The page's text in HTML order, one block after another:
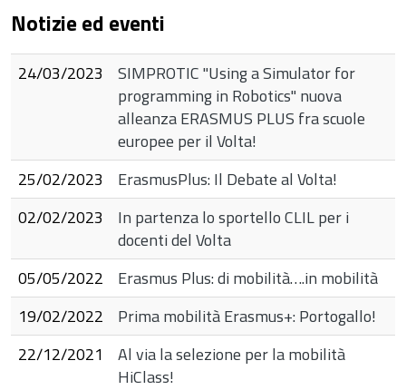
Notizie ed eventi
24/03/2023
SIMPROTIC "Using a Simulator for
programming in Robotics" nuova
alleanza ERASMUS PLUS fra scuole
europee per il Volta!
25/02/2023
ErasmusPlus: Il Debate al Volta!
02/02/2023
In partenza lo sportello CLIL per i
docenti del Volta
05/05/2022
Erasmus Plus: di mobilità….in mobilità
19/02/2022
Prima mobilità Erasmus+: Portogallo!
22/12/2021
Al via la selezione per la mobilità
HiClass!